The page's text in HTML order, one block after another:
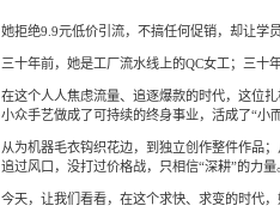
她拒绝9.9元低价引流，不搞任何促销，却让学
三十年前，她是工厂流水线上的QC女工；三十
在这个人人焦虑流量、追逐爆款的时代，这位
小众手艺做成了可持续的终身事业，活成了“小
从为机器毛衣钩织花边，到独立创作整件作品
追过风口，没打过价格战，只相信“深耕”的力量
今天，让我们看看，在这个求快、求变的时代